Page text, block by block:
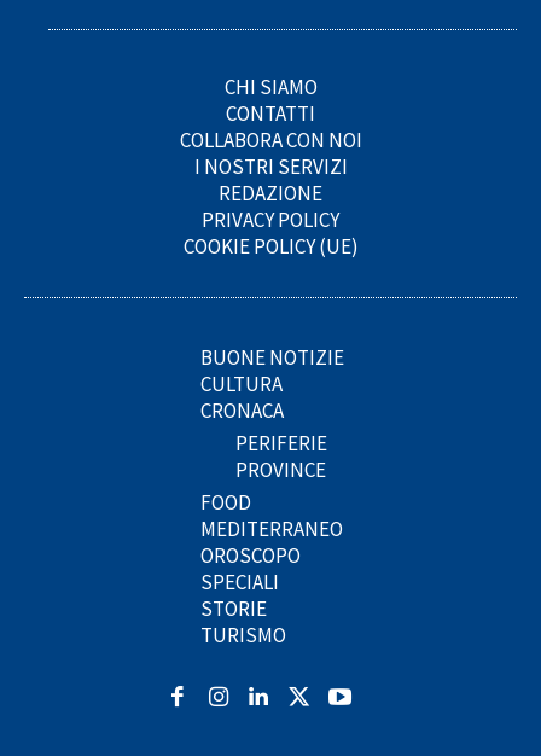
CHI SIAMO
CONTATTI
COLLABORA CON NOI
I NOSTRI SERVIZI
REDAZIONE
PRIVACY POLICY
COOKIE POLICY (UE)
BUONE NOTIZIE
CULTURA
CRONACA
PERIFERIE
PROVINCE
FOOD
MEDITERRANEO
OROSCOPO
SPECIALI
STORIE
TURISMO